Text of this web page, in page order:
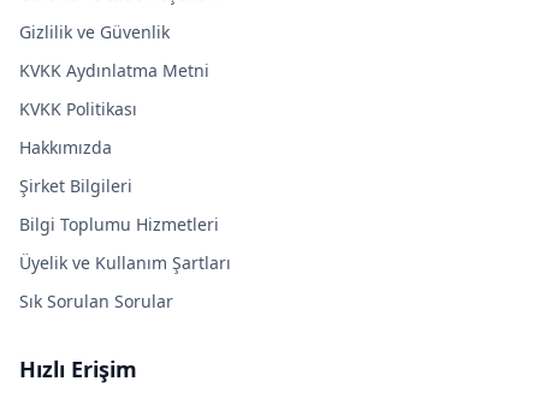
Gizlilik ve Güvenlik
KVKK Aydınlatma Metni
KVKK Politikası
Hakkımızda
Şirket Bilgileri
Bilgi Toplumu Hizmetleri
Üyelik ve Kullanım Şartları
Sık Sorulan Sorular
Hızlı Erişim